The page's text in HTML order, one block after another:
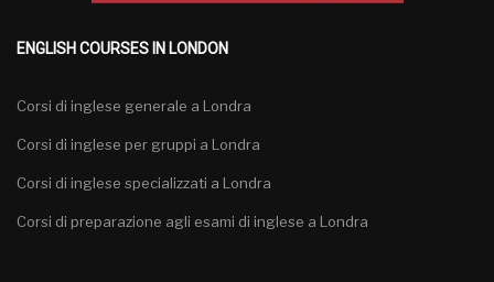
ENGLISH COURSES IN LONDON
Corsi di inglese generale a Londra
Corsi di inglese per gruppi a Londra
Corsi di inglese specializzati a Londra
Corsi di preparazione agli esami di inglese a Londra